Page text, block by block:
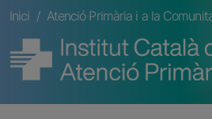
Fil d'ariadna
Inici
Atenció Primària i a la